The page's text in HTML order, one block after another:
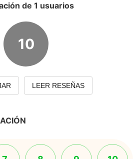
de 1 usuarios
10
LEER RESEÑAS